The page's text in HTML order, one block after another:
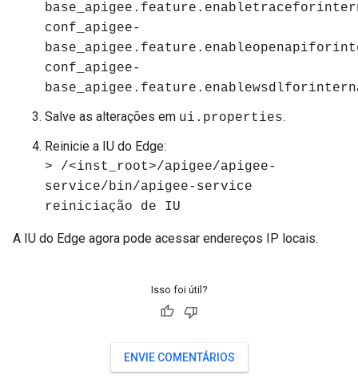
conf_apigee-
conf_apigee-
Salve as alterações em ui.properties.
Reinicie a IU do Edge:
> /<inst_root>/apigee/apigee-
service/bin/apigee-service
reiniciação de IU
A IU do Edge agora pode acessar endereços IP locais.
Isso foi útil?
ENVIE COMENTÁRIOS